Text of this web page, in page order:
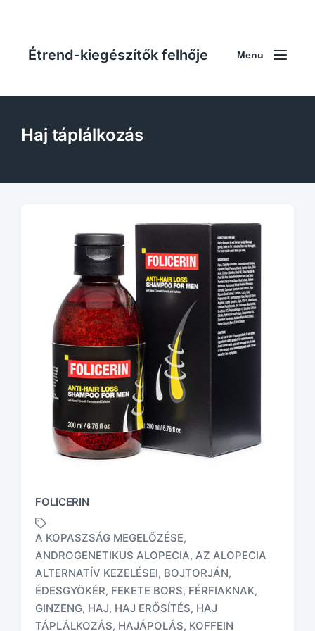
Étrend-kiegészítők felhője Menu
Haj táplálkozás
FOLICERIN
T
a
g
g
A KOPASZSÁG MEGELŐZÉSE,
ANDROGENETIKUS ALOPECIA, AZ ALOPECIA
ALTERNATÍV KEZELÉSEI, BOJTORJÁN,
ÉDESGYÖKÉR, FEKETE BORS, FÉRFIAKNAK,
GINZENG, HAJ, HAJ ERŐSÍTÉS, HAJ
TÁPLÁLKOZÁS, HAJÁPOLÁS, KOFFEIN